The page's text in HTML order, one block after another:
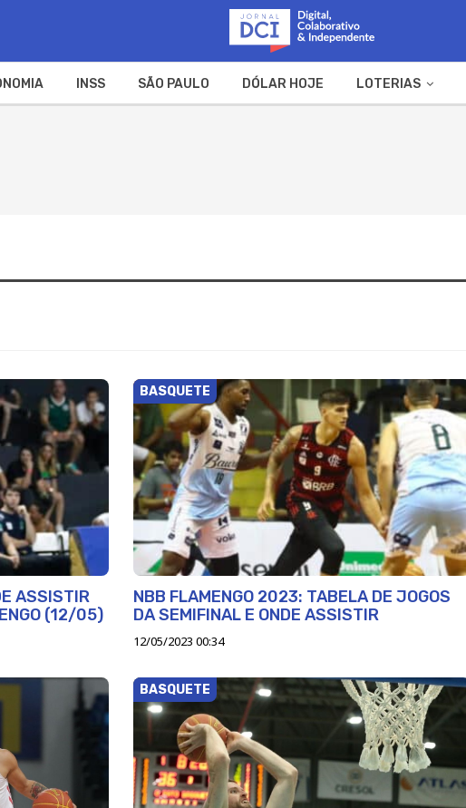
INSS SÃO PAULO DÓLAR HOJE LOTERIAS
ASSISTIR
(12/05)
BASQUETE
NBB FLAMENGO 2023: TABELA DE JOGOS
DA SEMIFINAL E ONDE ASSISTIR
12/05/2023 00:34
BASQUETE